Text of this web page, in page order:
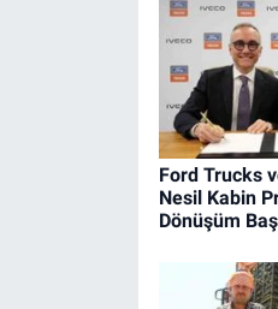
Ford Trucks
Nesil Kabin
Dönüşüm